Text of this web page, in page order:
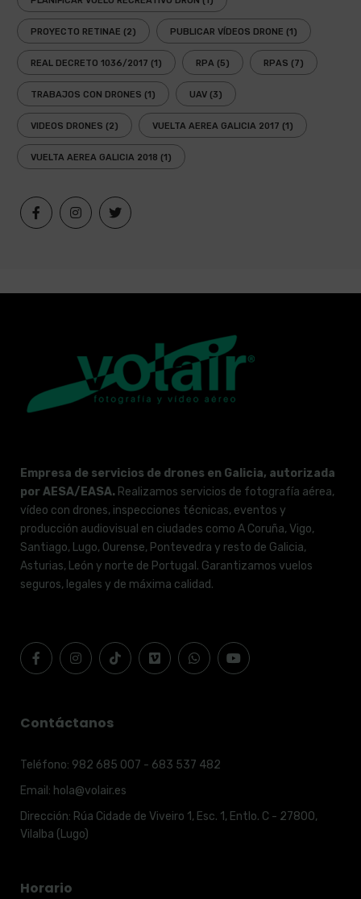
PROYECTO RETINAE (2) PUBLICAR VÍDEOS DRONE (1)
REAL DECRETO 1036/2017 (1) RPA (5) RPAS (7)
TRABAJOS CON DRONES (1) UAV (3)
VIDEOS DRONES (2) VUELTA AEREA GALICIA 2017 (1)
VUELTA AEREA GALICIA 2018 (1)
Empresa de servicios de drones en Galicia, autorizada
por AESA/EASA. Realizamos servicios de fotografía aérea,
vídeo con drones, inspecciones técnicas, eventos y
producción audiovisual en ciudades como A Coruña, Vigo,
Santiago, Lugo, Ourense, Pontevedra y resto de Galicia,
Asturias, León y norte de Portugal. Garantizamos vuelos
seguros, legales y de máxima calidad.
Contáctanos
Teléfono: 982 685 007 - 683 537 482
Email: hola@volair.es
Dirección: Rúa Cidade de Viveiro 1, Esc. 1, Entlo. C - 27800,
Vilalba (Lugo)
Horario